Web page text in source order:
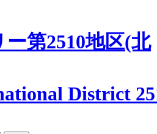
第2510地区(北
District